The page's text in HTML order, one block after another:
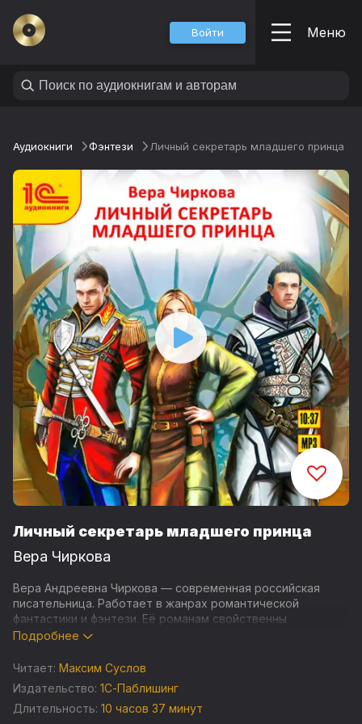
Войти Меню
Аудиокниги Фэнтези Личный секретарь младшего принца
Личный секретарь младшего принца
Вера Чиркова
Вера Андреевна Чиркова — современная российская
писательница. Работает в жанрах романтической
фантастики и фэнтези. Её романам свойственны
динамичные сюжеты, лёгкость повествования,
Вашему вниманию предлагается заглавная книга цикла
«Личный секретарь», повествующего о дворцовых
интригах в стране Леодии. Юная девушка Иллира ле
Подробнее
Читает: Максим Суслов
Издательство: 1С-Паблишинг
Длительность: 10 часов 37 минут